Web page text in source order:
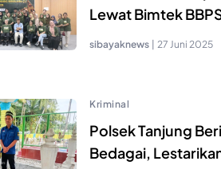
Lewat Bimtek
sibayaknews 27 Juni 2025
Kriminal
Polsek Tanjung
Bedagai,